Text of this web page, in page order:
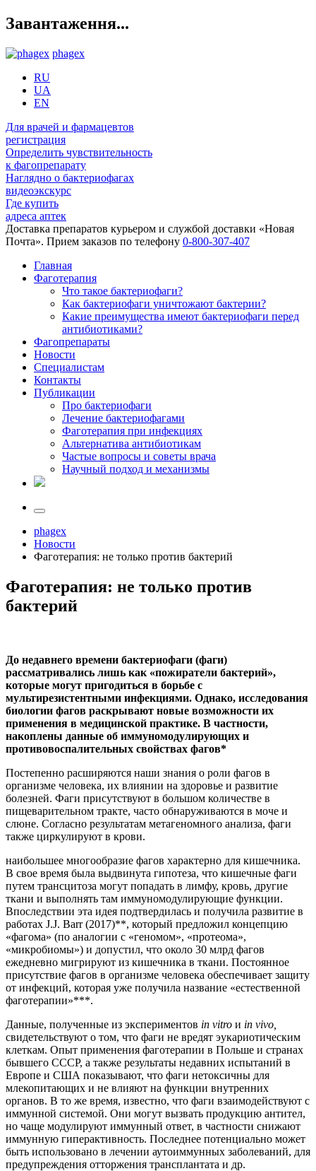
Завантаження...
phagex
RU
UA
EN
Для врачей и фармацевтов
регистрация
Определить чувствительность
к фагопрепарату
Наглядно о бактериофагах
видеоэкскурс
Где купить
адреса аптек
Доставка препаратов курьером и службой доставки «Новая
Почта». Прием заказов по телефону 0-800-307-407
Главная
Фаготерапия
Что такое бактериофаги?
Как бактериофаги уничтожают бактерии?
Какие преимущества имеют бактериофаги перед
антибиотиками?
Фагопрепараты
Новости
Специалистам
Контакты
Публикации
Про бактериофаги
Лечение бактериофагами
Фаготерапия при инфекциях
Альтернатива антибиотикам
Частые вопросы и советы врача
Научный подход и механизмы
phagex
Новости
Фаготерапия: не только против бактерий
Фаготерапия: не только против
бактерий
До недавнего времени бактериофаги (фаги)
рассматривались лишь как «пожиратели бактерий»,
которые могут пригодиться в борьбе с
мультирезистентными инфекциями. Однако, исследования
биологии фагов раскрывают новые возможности их
применения в медицинской практике. В частности,
накоплены данные об иммуномодулирующих и
противовоспалительных свойствах фагов*
Постепенно расширяются наши знания о роли фагов в
организме человека, их влиянии на здоровье и развитие
болезней. Фаги присутствуют в большом количестве в
пищеварительном тракте, часто обнаруживаются в моче и
слюне. Согласно результатам метагеномного анализа, фаги
также циркулируют в крови.
наибольшее многообразие фагов характерно для кишечника.
В свое время была выдвинута гипотеза, что кишечные фаги
путем трансцитоза могут попадать в лимфу, кровь, другие
ткани и выполнять там иммуномодулирующие функции.
Впоследствии эта идея подтвердилась и получила развитие в
работах J.J. Barr (2017)**, который предложил концепцию
«фагома» (по аналогии с «геномом», «протеома»,
«микробиомы») и допустил, что около 30 млрд фагов
ежедневно мигрируют из кишечника в ткани. Постоянное
присутствие фагов в организме человека обеспечивает защиту
от инфекций, которая уже получила название «естественной
фаготерапии»***.
Данные, полученные из экспериментов in vitro и in vivo,
свидетельствуют о том, что фаги не вредят эукариотическим
клеткам. Опыт применения фаготерапии в Польше и странах
бывшего СССР, а также результаты недавних испытаний в
Европе и США показывают, что фаги нетоксичны для
млекопитающих и не влияют на функции внутренних
органов. В то же время, известно, что фаги взаимодействуют с
иммунной системой. Они могут вызвать продукцию антител,
но чаще модулируют иммунный ответ, в частности снижают
иммунную гиперактивность. Последнее потенциально может
быть использовано в лечении аутоиммунных заболеваний, для
предупреждения отторжения трансплантата и др.